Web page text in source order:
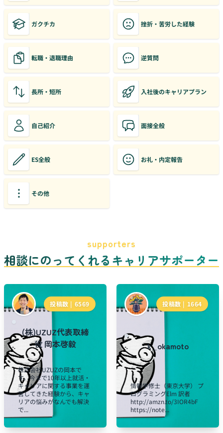
ガクチカ 挫折・苦労した経験
転職・退職理由 逆質問
長所・短所 入社後のキャリアプラン
自己紹介 面接全般
ES全般 お礼・内定報告
その他
supporters
相談にのってくれるキャリアサポーター
投稿数 | 6569
(株)UZUZ代表取締
役 岡本啓毅
株式会社UZUZの岡本で
す。今まで10年以上就活・
キャリアに関する事業を運
営してきた経験から、キャ
リアの悩みがなんでも解決
で...
投稿数 | 1664
k_okamoto
情報学修士（東京大学） プ
ログラミングElm 訳者
http://amzn.to/3IOR4bF
https://note...